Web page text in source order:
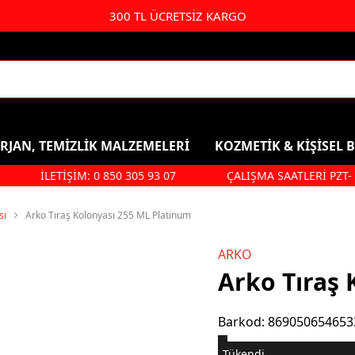
300 TL ÜCRETSİZ KARGO
Kişisel Bakım & Kozmetik
Saç Bakımı
Duş,
TEMİZLİK MALZEMELERİ KOZMETİK & KİŞİSEL
İLETİŞİM: 0 850 305 93 07 ÇALIŞMA SAATLERİ
Arko Tıraş Kolonyası 255 ML Platinum
ARKO
Arko Tıraş
Barkod: